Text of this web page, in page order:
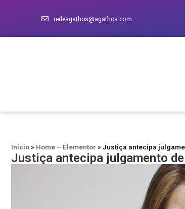
redeagathos@agathos.com
Início» Home – Elementor » Justiça antecipa
Justiça antecipa julgamento